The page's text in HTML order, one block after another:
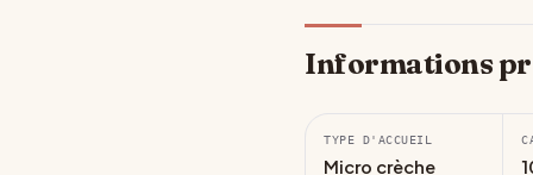
Informations
TYPE D'ACCUEIL
Micro crèche